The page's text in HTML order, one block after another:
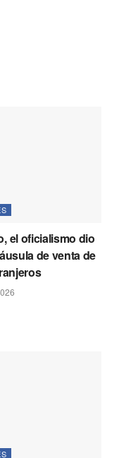
el oficialismo dio
de venta de